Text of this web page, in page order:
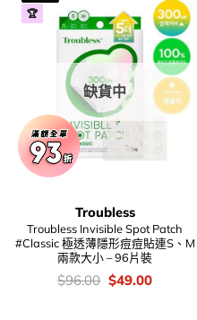
🏆
缺貨中
Troubless
Troubless Invisible Spot Patch
#Classic 極透薄隱形痘痘貼連S、M
兩款大小 – 96片裝
價
$96.00 Original
$49.00Current